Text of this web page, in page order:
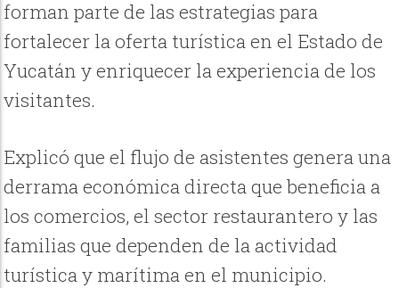
forman parte de las estrategias para
fortalecer la oferta turística en el Estado de
Yucatán y enriquecer la experiencia de los
visitantes.
Explicó que el flujo de asistentes genera una
derrama económica directa que beneficia a
los comercios, el sector restaurantero y las
familias que dependen de la actividad
turística y marítima en el municipio.